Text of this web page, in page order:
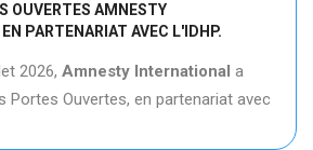
OUVERTES AMNESTY
PARTENARIAT AVEC L'IDHP.
2026, Amnesty International a
Portes Ouvertes, en partenariat avec